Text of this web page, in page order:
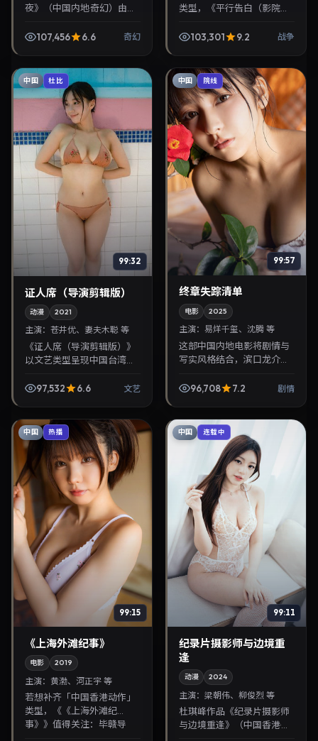
夜》（中国内地·奇幻）由玄
月17日正式上映。影片叙事
107,456 6.6 奇幻
类型，《平行告白（影院
导演，黄渤、周迅主演，
103,301 9.2 战争
中国 杜比
99:32
证人席（导演剪辑版）
动漫 2021
主演： 苍井优、妻夫木聪 等
《证人席（导演剪辑版）》
以文艺类型呈现中国台湾当
苍井优、妻夫木聪。2021年
97,532 6.6 文艺
中国 院线
99:57
终章失踪清单
电影 2025
主演：易烊千玺、沈腾 等
这部中国内地电影将剧情与
写实风格结合，滨口龙介掌
角。2025年4月16日与观众
96,708 7.2 剧情
中国 热播
99:15
《上海外滩纪事》
电影 2019
主演： 黄渤、河正宇 等
若想补齐「中国香港动作」
类型，《《上海外滩纪
事》》值得关注：毕赣导
中国 连载中
99:11
纪录片摄影师与边境重
逢
动漫 2024
主演：梁朝伟、柳俊烈 等
杜琪峰作品《纪录片摄影师
与边境重逢》（中国香港·奇